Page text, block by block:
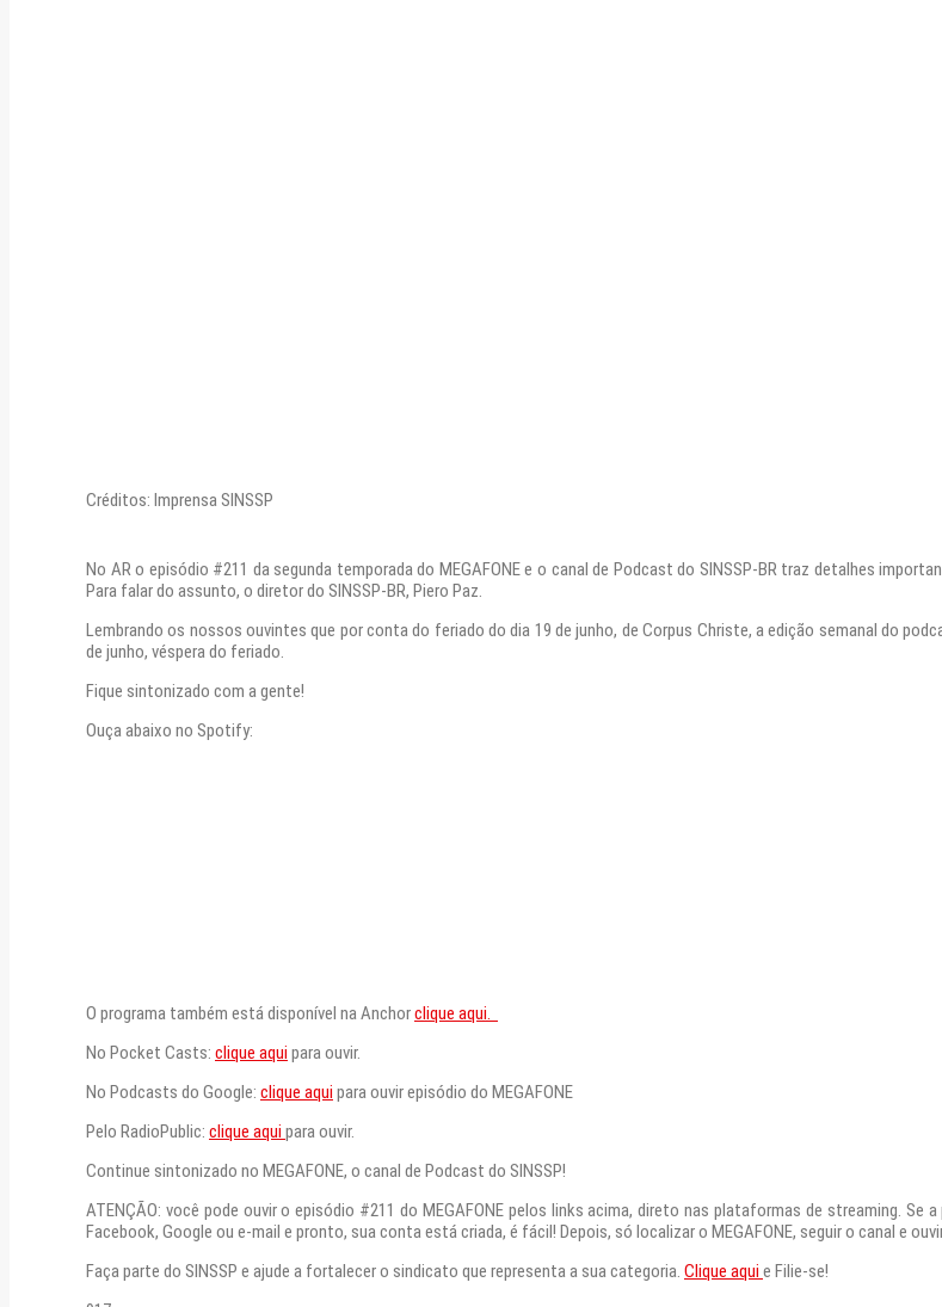
Créditos: Imprensa SINSSP
No AR o episódio #211 da segunda temporada do MEGAFONE e o canal de Podcast do SINSSP-BR traz detalhes
Para falar do assunto, o diretor do SINSSP-BR, Piero Paz.
Lembrando os nossos ouvintes que por conta do feriado do dia 19 de junho, de Corpus Christe, a edição semanal do
de junho, véspera do feriado.
Fique sintonizado com a gente!
Ouça abaixo no Spotify:
O programa também está disponível na Anchorclique aqui.
No Pocket Casts: clique aqui para ouvir.
No Podcasts do Google: clique aqui para ouvir episódio do MEGAFONE
Pelo RadioPublic: clique aqui para ouvir.
Continue sintonizado no MEGAFONE, o canal de Podcast do SINSSP!
ATENÇÃO: você pode ouvir o episódio #211 do MEGAFONE pelos links acima, direto nas plataformas de streaming.
Facebook, Google ou e-mail e pronto, sua conta está criada, é fácil! Depois, só localizar o MEGAFONE, seguir o canal e
Faça parte do SINSSP e ajude a fortalecer o sindicato que representa a sua categoria. Clique aqui e Filie-se!